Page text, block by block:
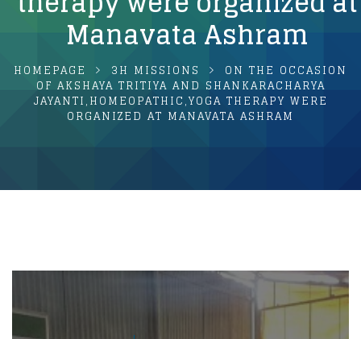
Manavata Ashram
HOMEPAGE 3H MISSIONS
ON THE OCCASION
OF AKSHAYA TRITIYA AND SHANKARACHARYA
JAYANTI,HOMEOPATHIC,YOGA THERAPY WERE
ORGANIZED AT MANAVATA ASHRAM